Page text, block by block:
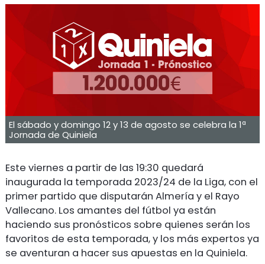
El sábado y domingo 12 y 13 de agosto se celebra la 1ª
Jornada de Quiniela
Este viernes a partir de las 19:30 quedará
inaugurada la temporada 2023/24 de la Liga, con el
primer partido que disputarán Almería y el Rayo
Vallecano. Los amantes del fútbol ya están
haciendo sus pronósticos sobre quienes serán los
favoritos de esta temporada, y los más expertos ya
se aventuran a hacer sus apuestas en la Quiniela.